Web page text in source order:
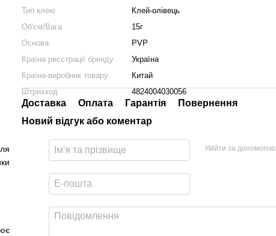
Тип клею
Клей-олівець
Об'єм/Вага
15г
Основа
PVP
Країна реєстрації бренду
Україна
Країна-виробник товару
Китай
Штрихкод
4824004030056
Доставка Оплата Гарантія
Повернення
Новий відгук або коментар
Увійти за допомогою